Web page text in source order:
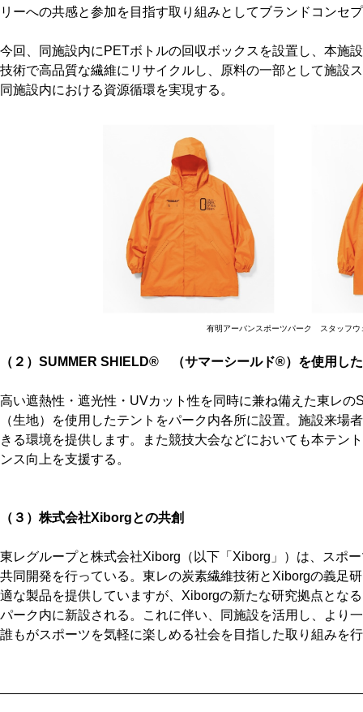
リーへの共感と参加を目指す取り組みとしてブランドコンセ
今回、同施設内にPETボトルの回収ボックスを設置し、本施
技術で高品質な繊維にリサイクルし、原料の一部として施設
同施設内における資源循環を実現する。
有明アーバンスポーツパーク スタッフウ
（２）SUMMER SHIELD® （サマーシールド®）を使用し
高い遮熱性・遮光性・UVカット性を同時に兼ね備えた東レ
（生地）を使用したテントをパーク内各所に設置。施設来場
きる環境を提供します。また競技大会などにおいても本テン
ンス向上を支援する。
（３）株式会社Xiborgとの共創
東レグループと株式会社Xiborg（以下「Xiborg」）は、スポ
共同開発を行っている。東レの炭素繊維技術とXiborgの義足
適な製品を提供していますが、Xiborgの新たな研究拠点とな
パーク内に新設される。これに伴い、同施設を活用し、より
誰もがスポーツを気軽に楽しめる社会を目指した取り組みを